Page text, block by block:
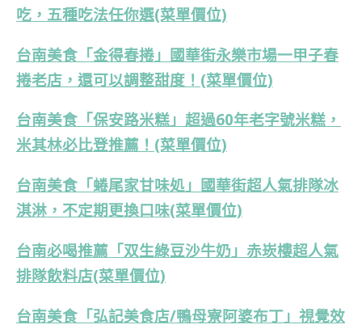
吃，五種吃法任你選(菜單價位)
台南美食「金得春捲」國華街永樂市場一甲子春
捲老店，還可以調整甜度！(菜單價位)
台南美食「保安路米糕」超過60年老字號米糕，
米其林必比登推薦！(菜單價位)
台南美食「蜷尾家甘味処」國華街超人氣排隊冰
淇淋，不定期更換口味(菜單價位)
台南必喝推薦「双生綠豆沙牛奶」赤崁樓超人氣
排隊飲料店(菜單價位)
台南美食「弘記美食店/鴨母寮阿婆布丁」視覺效